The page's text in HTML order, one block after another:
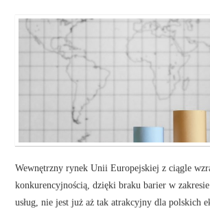
Wewnętrzny rynek Unii Europejskiej z ciągle
konkurencyjnością, dzięki braku barier w
usług, nie jest już aż tak atrakcyjny dla polskich